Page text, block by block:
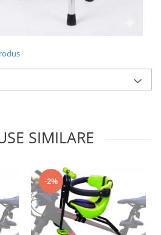
SIMILARE
-2%